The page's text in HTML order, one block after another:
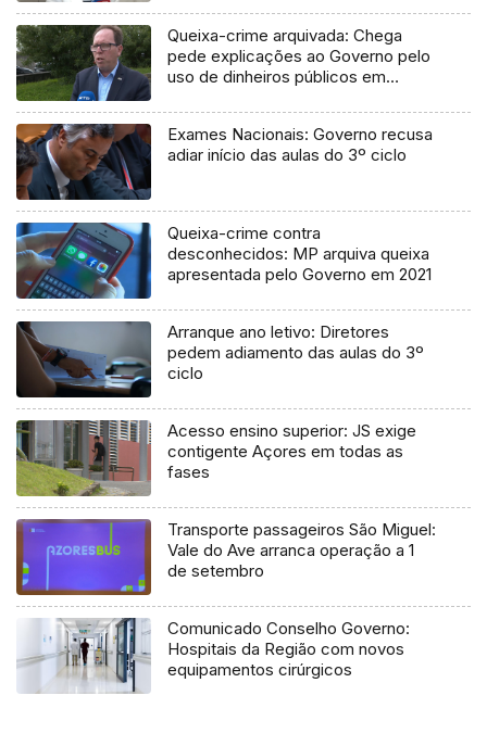
Queixa-crime arquivada: Chega
pede explicações ao Governo pelo
uso de dinheiros públicos em
Exames Nacionais: Governo recusa
adiar início das aulas do 3º ciclo
Queixa-crime contra
desconhecidos: MP arquiva queixa
apresentada pelo Governo em 2021
Arranque ano letivo: Diretores
pedem adiamento das aulas do 3º
ciclo
Acesso ensino superior: JS exige
contigente Açores em todas as
fases
Transporte passageiros São Miguel:
Vale do Ave arranca operação a 1
de setembro
Comunicado Conselho Governo:
Hospitais da Região com novos
equipamentos cirúrgicos